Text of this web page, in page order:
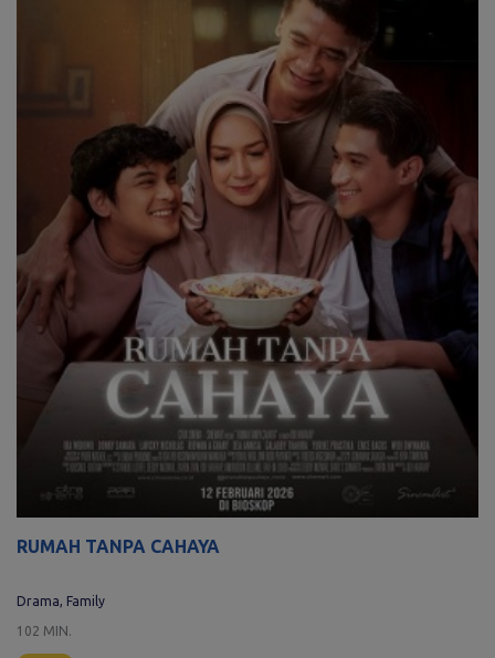
RUMAH TANPA CAHAYA
Drama, Family
102 MIN.